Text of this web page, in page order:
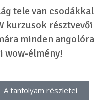
tele van csodákkal
kurzusok résztvevői
minden
wow-élmény!
A tanfolyam részletei